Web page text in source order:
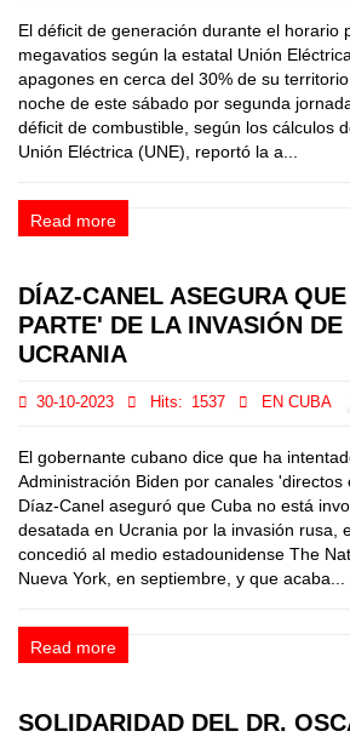
El déficit de generación durante el horario
megavatios según la estatal Unión
apagones en cerca del 30% de su
noche de este sábado por segunda
déficit de combustible, según los cálculos
Unión Eléctrica (UNE), reportó la a...
Read more
DÍAZ-CANEL ASEGURA
PARTE' DE LA INVASIÓN DE
UCRANIA
30-10-2023 Hits: 1537 EN CUBA
El gobernante cubano dice que ha
Administración Biden por canales 'directos
Díaz-Canel aseguró que Cuba no está
desatada en Ucrania por la invasión rusa,
concedió al medio estadounidense The
Nueva York, en septiembre, y que acaba...
Read more
SOLIDARIDAD DEL DR.